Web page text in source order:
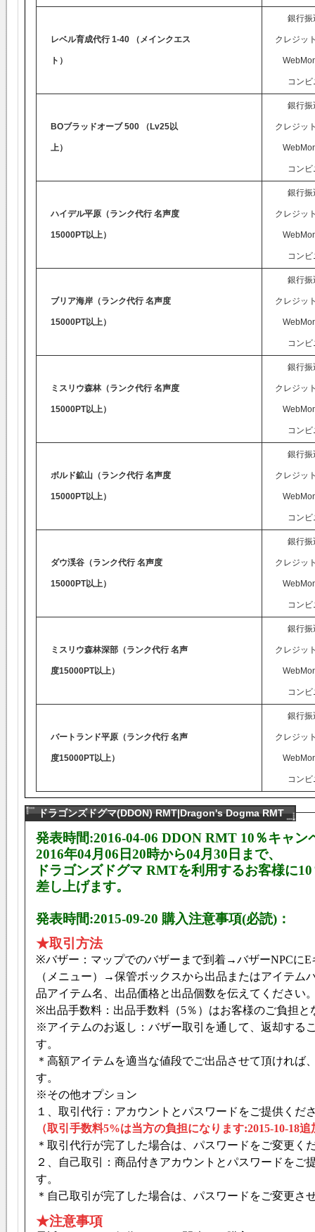
レベル育成代行 1-40 （メインクエス
ト）
銀行振
クレジッ
コンビ
BOブラッドオーブ 500 （Lv25以
上）
銀行振
クレジッ
コンビ
ハイデル平原（ランク代行 名声度
15000PT以上）
銀行振
クレジッ
コンビ
ブリア海岸（ランク代行 名声度
15000PT以上）
銀行振
クレジッ
コンビ
ミスリウ森林（ランク代行 名声度
15000PT以上）
銀行振
クレジッ
コンビ
ボルド鉱山（ランク代行 名声度
15000PT以上）
銀行振
クレジッ
コンビ
ダウ渓谷（ランク代行 名声度
15000PT以上）
銀行振
クレジッ
コンビ
ミスリウ森林深部（ランク代行 名声
度15000PT以上）
銀行振
クレジッ
コンビ
バートランド平原（ランク代行 名声
度15000PT以上）
銀行振
クレジッ
コンビ
ドラゴンズドグマ(DDON) RMT|Dragon's Dogma RMT
発表時間:2016-04-06 DDON RMT 10％キャン
2016年04月06日20時から04月30日まで、
ドラゴンズドグマ RMTを利用するお客様に
差し上げます。
発表時間:2015-09-20 購入注意事項(必読)：
★取引方法
※バザー：マップでのバザーまで到着→バザーNPCにE
（メニュー）→保管ボックスから出品またはアイテム
品アイテム名、出品価格と出品個数を伝えてください
※出品手数料：出品手数料（5％）はお客様のご負担と
※アイテムのお返し：バザー取引を通して、返却する
す。
＊高額アイテムを適当な値段でご出品させて頂ければ
す。
※その他オプション
１、取引代行：アカウントとパスワードをご提供くだ
（取引手数料5%は当方の負担になります:2015-10-18追
＊取引代行が完了した場合は、パスワードをご変更く
２、自己取引：商品付きアカウントとパスワードをご
す。
＊自己取引が完了した場合は、パスワードをご変更さ
★注意事項